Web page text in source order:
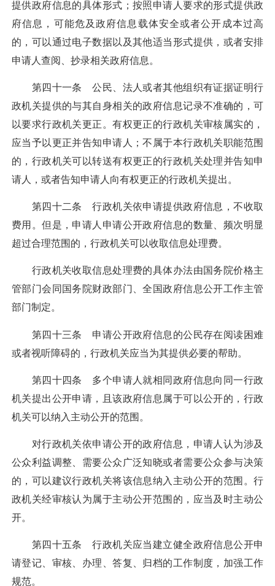
提供政府信息的具体形式；按照申请人要求的形式提供政
府信息，可能危及政府信息载体安全或者公开成本过高
的，可以通过电子数据以及其他适当形式提供，或者安排
申请人查阅、抄录相关政府信息。
第四十一条 公民、法人或者其他组织有证据证明行
政机关提供的与其自身相关的政府信息记录不准确的，可
以要求行政机关更正。有权更正的行政机关审核属实的，
应当予以更正并告知申请人；不属于本行政机关职能范围
的，行政机关可以转送有权更正的行政机关处理并告知申
请人，或者告知申请人向有权更正的行政机关提出。
第四十二条 行政机关依申请提供政府信息，不收取
费用。但是，申请人申请公开政府信息的数量、频次明显
超过合理范围的，行政机关可以收取信息处理费。
行政机关收取信息处理费的具体办法由国务院价格主
管部门会同国务院财政部门、全国政府信息公开工作主管
部门制定。
第四十三条 申请公开政府信息的公民存在阅读困难
或者视听障碍的，行政机关应当为其提供必要的帮助。
第四十四条 多个申请人就相同政府信息向同一行政
机关提出公开申请，且该政府信息属于可以公开的，行政
机关可以纳入主动公开的范围。
对行政机关依申请公开的政府信息，申请人认为涉及
公众利益调整、需要公众广泛知晓或者需要公众参与决策
的，可以建议行政机关将该信息纳入主动公开的范围。行
政机关经审核认为属于主动公开范围的，应当及时主动公
开。
第四十五条 行政机关应当建立健全政府信息公开申
请登记、审核、办理、答复、归档的工作制度，加强工作
规范。